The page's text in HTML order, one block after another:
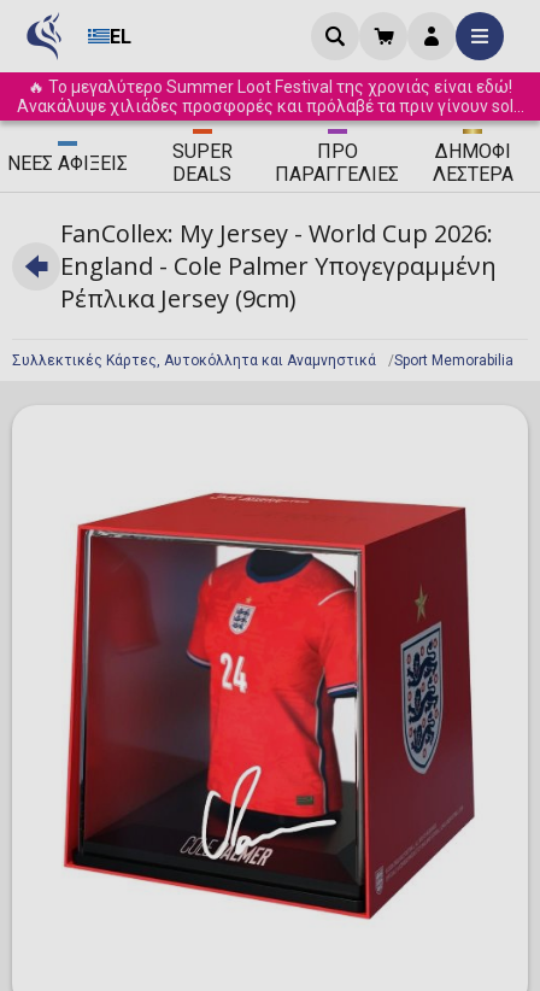
EL
🔥 Το μεγαλύτερο Summer Loot Festival της χρονιάς είναι εδώ!
Ανακάλυψε χιλιάδες προσφορές και πρόλαβέ τα πριν γίνουν sold
out! ☀️
ΝΈΕΣ ΑΦΊΞΕΙΣ
SUPER
DEALS
ΠΡΟ
ΠΑΡΑΓΓΕΛΊΕΣ
ΔΗΜΟΦΙ
ΛΈΣΤΕΡΑ
Συλλεκτικές Κάρτες, Αυτοκόλλητα και Αναμνηστικά Sport Memorabilia
FanCollex: My Jersey - World Cup 2026:
England - Cole Palmer Υπογεγραμμένη
Ρέπλικα Jersey (9cm)